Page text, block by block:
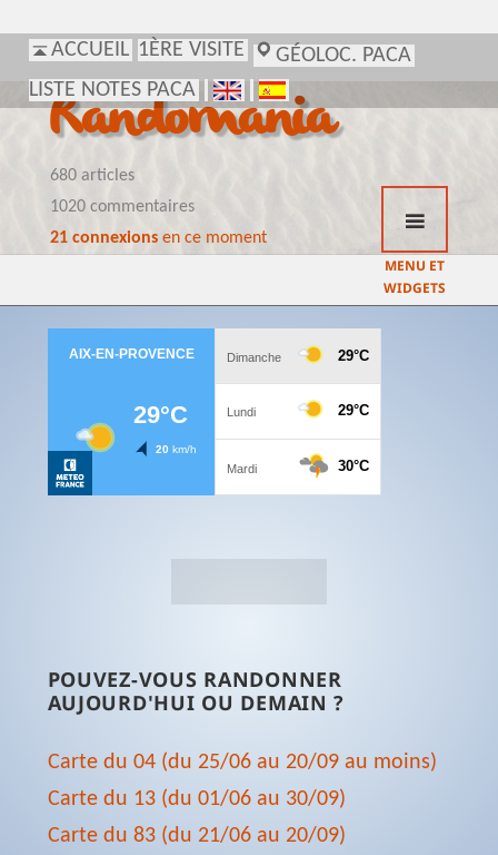
ACCUEIL 1ÈRE VISITE
GÉOLOC. PACA
LISTE NOTES PACA
Randomania
680 articles
1020 commentaires
21 connexionsen ce moment
MENU ET
WIDGETS
POUVEZ-VOUS RANDONNER
AUJOURD'HUI OU DEMAIN ?
Carte du 04 (du 25/06 au 20/09 au moins)
Carte du 13 (du 01/06 au 30/09)
Carte du 83 (du 21/06 au 20/09)